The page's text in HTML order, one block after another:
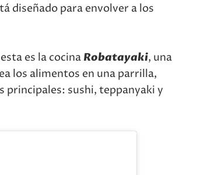
diseñado para envolver a los
es la cocina Robatayaki, una
los alimentos en una parrilla,
principales: sushi, teppanyaki y